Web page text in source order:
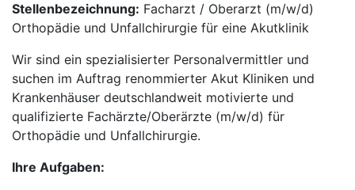
Stellenbezeichnung: Facharzt / Oberarzt (m/w/d)
Orthopädie und Unfallchirurgie für eine Akutklinik
Wir sind ein spezialisierter Personalvermittler und
suchen im Auftrag renommierter Akut Kliniken und
Krankenhäuser deutschlandweit motivierte und
qualifizierte Fachärzte/Oberärzte (m/w/d) für
Orthopädie und Unfallchirurgie.
Ihre Aufgaben: